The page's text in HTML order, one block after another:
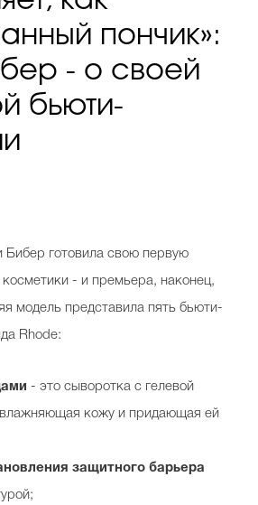
пончик»:
- о своей
бьюти-
Бибер готовила свою первую
- и премьера, наконец,
модель представила пять бьюти-
Rhode:
- это сыворотка с гелевой
кожу и придающая ей
защитного барьера